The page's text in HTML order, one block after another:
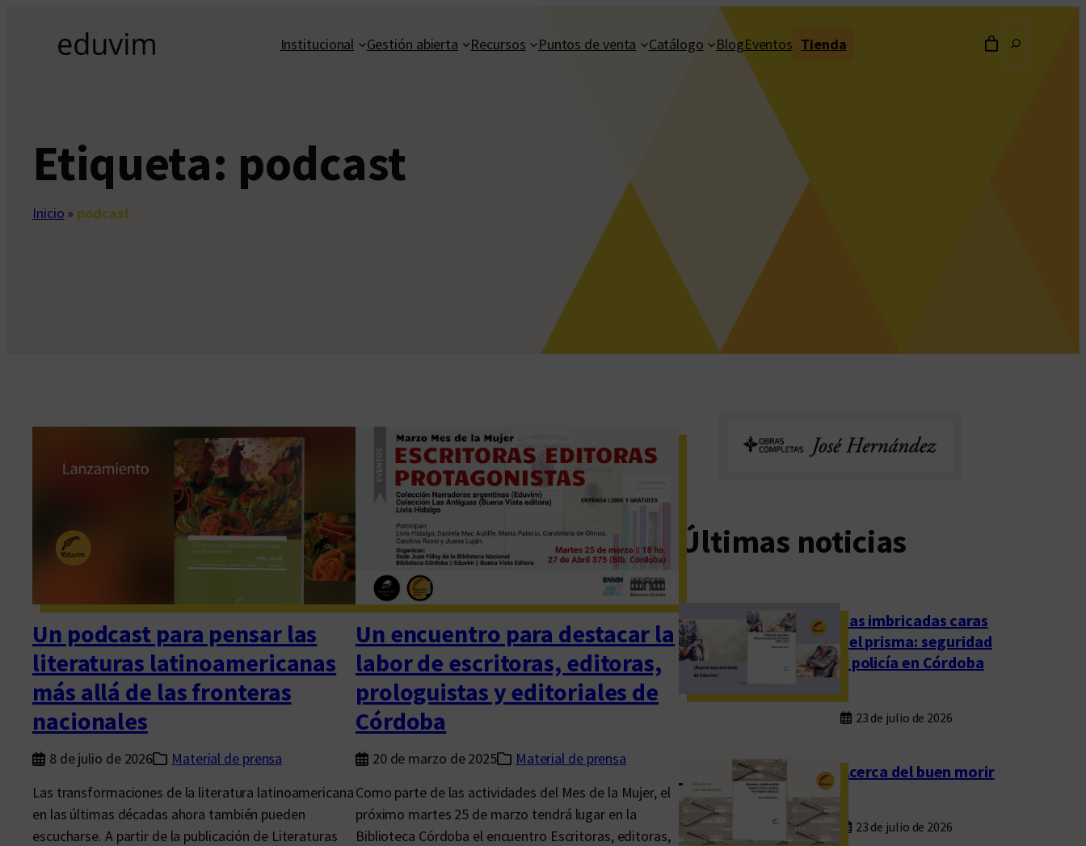
contenido
Institucional Gestión abierta Recursos Puntos de venta Catálogo BlogEventos Tienda
Etiqueta: podcast
Inicio » podcast
Un podcast para pensar las
literaturas latinoamericanas
más allá de las fronteras
nacionales
8 de julio de 2026
Material de prensa
Las transformaciones de la literatura latinoamericana
en las últimas décadas ahora también pueden
escucharse. A partir de la publicación de Literaturas
Un encuentro para destacar la
labor de escritoras, editoras,
prologuistas y editoriales de
Córdoba
20 de marzo de 2025
Material de prensa
Como parte de las actividades del Mes de la Mujer, el
próximo martes 25 de marzo tendrá lugar en la
Biblioteca Córdoba el encuentro Escritoras, editoras,
Últimas noticias
Las imbricadas caras
del prisma: seguridad
y policía en Córdoba
23 de julio de 2026
Acerca del buen morir
23 de julio de 2026